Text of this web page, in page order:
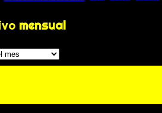
mensual